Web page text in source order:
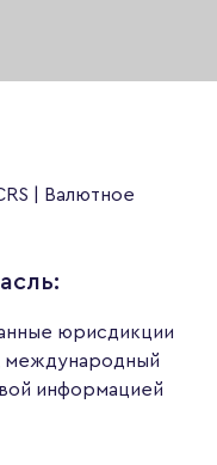
| Валютное
юрисдикции
международный
информацией